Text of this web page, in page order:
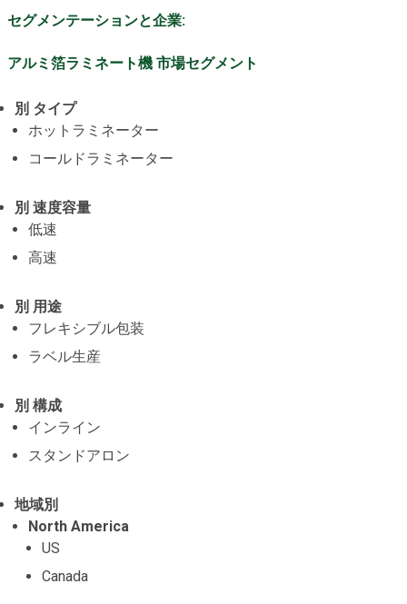
セグメンテーションと企業:
アルミ箔ラミネート機 市場セグメント
別 タイプ
ホットラミネーター
コールドラミネーター
別 速度容量
低速
高速
別 用途
フレキシブル包装
ラベル生産
別 構成
インライン
スタンドアロン
地域別
North America
US
Canada